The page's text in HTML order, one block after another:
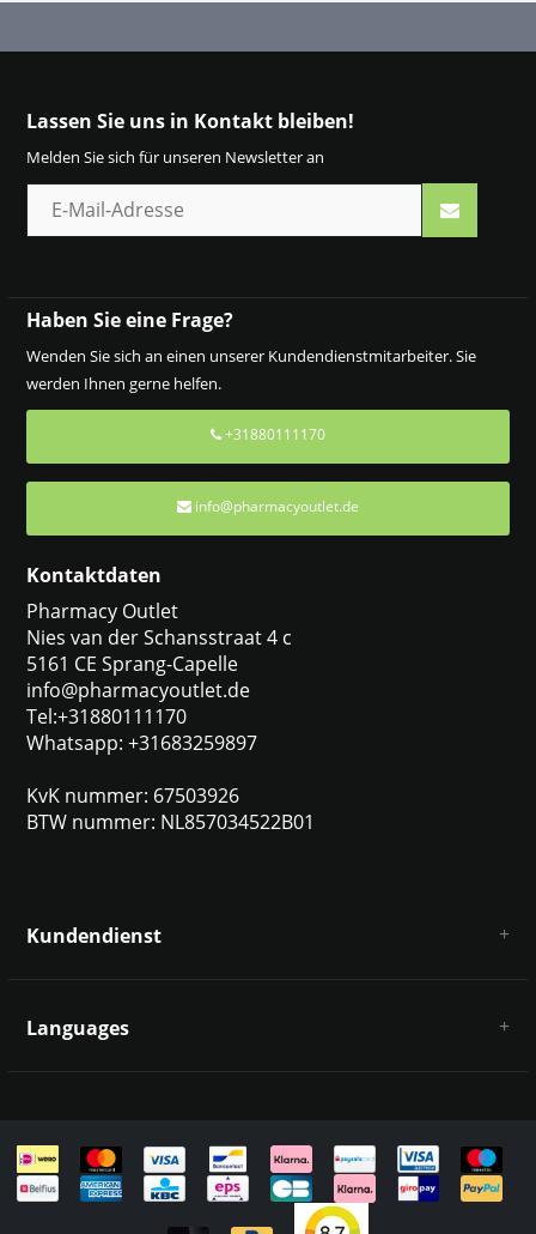
Lassen Sie uns in Kontakt bleiben!
Melden Sie sich für unseren Newsletter an
Haben Sie eine Frage?
Wenden Sie sich an einen unserer Kundendienstmitarbeiter. Sie
werden Ihnen gerne helfen.
+31880111170
info@pharmacyoutlet.de
Kontaktdaten
Pharmacy Outlet
Nies van der Schansstraat 4 c
5161 CE Sprang-Capelle
info@pharmacyoutlet.de
Tel:+31880111170
Whatsapp: +31683259897
KvK nummer: 67503926
BTW nummer: NL857034522B01
Kundendienst
Haftungsausschluss und Datenschutz
Sitemap
Languages
English